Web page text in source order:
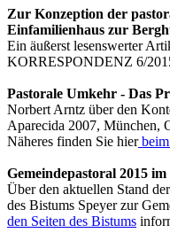
Zur Konzeption der
Einfamilienhaus zur
Ein äußerst lesenswerter
KORRESPONDENZ 6/
Pastorale Umkehr - Das
Norbert Arntz über den
Aparecida 2007, München,
Näheres finden Sie hierbeim
Gemeindepastoral 2015
Über den aktuellen Stand
des Bistums Speyer zur
den Seiten des Bistums